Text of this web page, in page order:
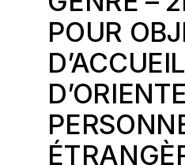
POUR